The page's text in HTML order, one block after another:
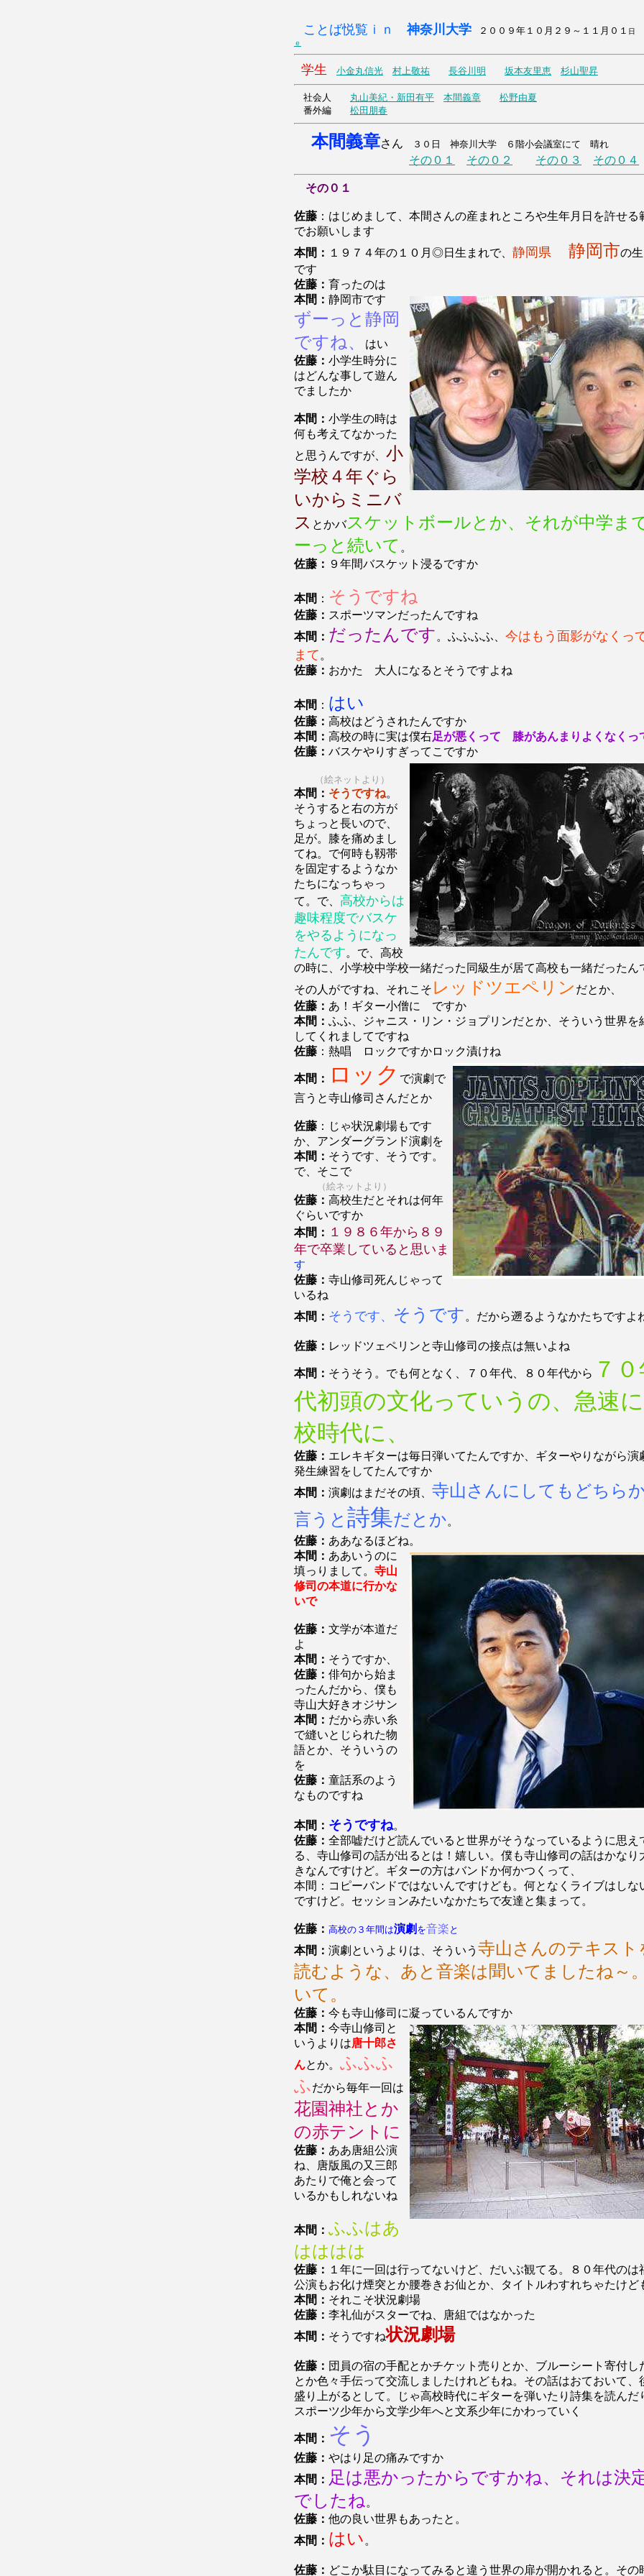
ことば悦覧ｉｎ 神奈川大学 ２００９年１０月２９～１１月０１
ｅ
学生 小金丸信光 村上敬祐 長谷川明 坂本友里恵 杉山聖昇
社会人 丸山美紀・新田有平 本間義章
松野由夏
番外編 松田朋春
本間義章さん ３０日 神奈川大学 ６階小会議室にて 晴れ
その０１ その０２ その０３ その０４
その０１
佐藤 ：はじめまして、本間さんの産まれところや生年月日を許せる
でお願いします
本間： １９７４年の１０月◎日生まれで、 静岡県 静岡市の
です
佐藤： 育ったのは
本間： 静岡市です
ずーっと静岡
ですね、
はい
佐藤： 小学生時分に
はどんな事して遊ん
でましたか
本間： 小学生の時は
何も考えてなかった
と思うんですが、 小
学校４年ぐら
いからミニバ
ス とかバスケットボールとか、それが中学ま
ーっと続いて 。
佐藤： ９年間バスケット浸るですか
本間 ： そうですね
佐藤： スポーツマンだったんですね
本間： だったんです 。ふふふふ、 今はもう面影がなくっ
まて 。
佐藤： おかた 大人になるとそうですよね
本間 ： はい
佐藤： 高校はどうされたんですか
本間： 高校の時に実は僕右足が悪くって 膝があんまりよくなくっ
佐藤： バスケやりすぎってこですか
（絵ネットより）
本間： そうですね。
そうすると右の方が
ちょっと長いので、
足が。膝を痛めまし
てね。で何時も靱帯
を固定するようなか
たちになっちゃっ
て。で、 高校からは
趣味程度でバスケ
をやるようになっ
たんです。で、高校
の時に、小学校中学校一緒だった同級生が居て高校も一緒だったん
その人がですね、それこそ レッドツエペリン だとか、
佐藤： あ！ギター小僧に ですか
本間： ふふ、ジャニス・リン・ジョプリンだとか、そういう世界を
してくれましてですね
佐藤 ：熱唱 ロックですかロック漬けね
本間： ロック で演劇で
言うと寺山修司さんだとか
佐藤 ：じゃ状況劇場もです
か、アンダーグランド演劇を
本間： そうです、そうです。
で、そこで
（絵ネットより）
佐藤： 高校生だとそれは何年
ぐらいですか
本間： １９８６年から８９
年で卒業していると思いま
す
佐藤： 寺山修司死んじゃって
いるね
本間： そうです、 そうです 。だから遡るようなかたちですよ
佐藤： レッドツェペリンと寺山修司の接点は無いよね
本間： そうそう。でも何となく、７０年代、８０年代から ７
代初頭の文化っていうの、急速
校時代に、
佐藤： エレキギターは毎日弾いてたんですか、ギターやりながら演
発生練習をしてたんですか
本間： 演劇はまだその頃、 寺山さんにしてもどちら
言うと 詩集だとか。
佐藤： ああなるほどね。
本間： ああいうのに
填っりまして。 寺山
修司の本道に行かな
いで
佐藤： 文学が本道だ
よ
本間： そうですか、
佐藤： 俳句から始ま
ったんだから、僕も
寺山大好きオジサン
本間： だから赤い糸
で縫いとじられた物
語とか、そういうの
を
佐藤： 童話系のよう
なものですね
本間： そうですね。
佐藤： 全部嘘だけど読んでいると世界がそうなっているように思え
る、寺山修司の話が出るとは！嬉しい。僕も寺山修司の話はかなり
きなんですけど。ギターの方はバンドか何かつくって、
本間：コピーバンドではないんですけども。何となくライブはしな
ですけど。セッションみたいなかたちで友達と集まって。
佐藤： 高校の３年間は演劇 を音楽 と
本間： 演劇というよりは、そういう 寺山さんのテキスト
読むような、あと音楽は聞いてましたね～
いて。
佐藤： 今も寺山修司に凝っているんですか
本間： 今寺山修司と
いうよりは唐十郎さ
んとか。 ふふふ
ふだから毎年一回は
花園神社とか
の赤テントに
佐藤： ああ唐組公演
ね、唐版風の又三郎
あたりで俺と会って
いるかもしれないね
本間： ふふはあ
はははは
佐藤： １年に一回は行ってないけど、だいぶ観てる。８０年代のは
公演もお化け煙突とか腰巻きお仙とか、タイトルわすれちゃたけど
本間： それこそ状況劇場
佐藤： 李礼仙がスターでね、唐組ではなかった
本間： そうですね状況劇場
佐藤： 団員の宿の手配とかチケット売りとか、ブルーシート寄付し
とか色々手伝って交流しましたけれどもね。その話はおておいて、
盛り上がるとして。じゃ高校時代にギターを弾いたり詩集を読んだ
スポーツ少年から文学少年へと文系少年にかわっていく
本間： そう
佐藤： やはり足の痛みですか
本間： 足は悪かったからですかね、それは決
でしたね 。
佐藤： 他の良い世界もあったと。
本間： はい 。
佐藤： どこか駄目になってみると違う世界の扉が開かれると。その